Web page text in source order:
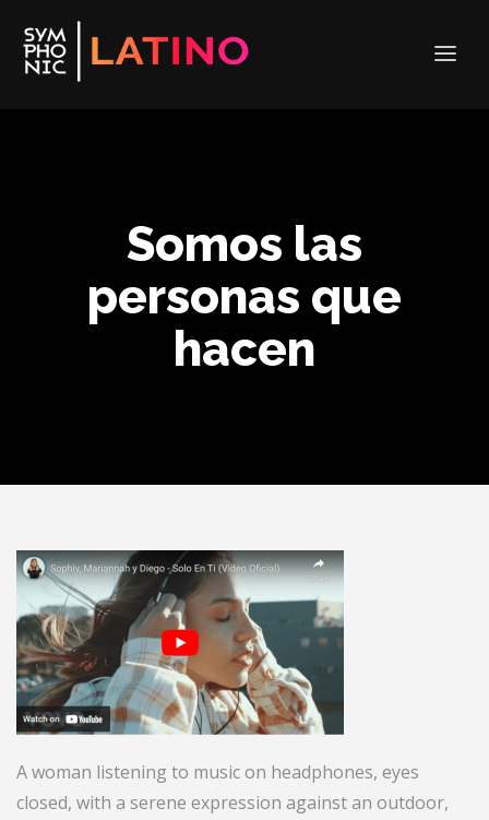
Somos las
personas que
hacen
A woman listening to music on headphones, eyes
closed, with a serene expression against an outdoor,